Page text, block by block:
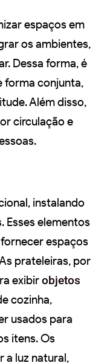
espaços em
os ambientes,
Dessa forma, é
forma conjunta,
Além disso,
circulação e
instalando
Esses elementos
espaços
prateleiras, por
exibirobjetos
cozinha,
usados para
itens. Os
a luz natural,